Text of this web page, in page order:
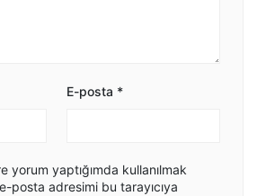
E-posta *
yorum yaptığımda kullanılmak
posta adresimi bu tarayıcıya